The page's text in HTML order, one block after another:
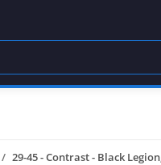
29-45 - Contrast - Black